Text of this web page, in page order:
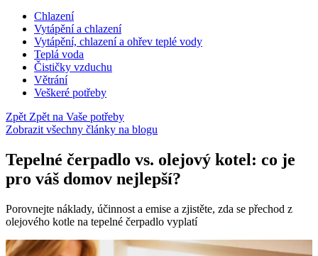
Chlazení
Vytápění a chlazení
Vytápění, chlazení a ohřev teplé vody
Teplá voda
Čističky vzduchu
Větrání
Veškeré potřeby
Zpět Zpět na Vaše potřeby
Zobrazit všechny články na blogu
Tepelné čerpadlo vs. olejový kotel: co je
pro váš domov nejlepší?
Porovnejte náklady, účinnost a emise a zjistěte, zda se přechod z
olejového kotle na tepelné čerpadlo vyplatí